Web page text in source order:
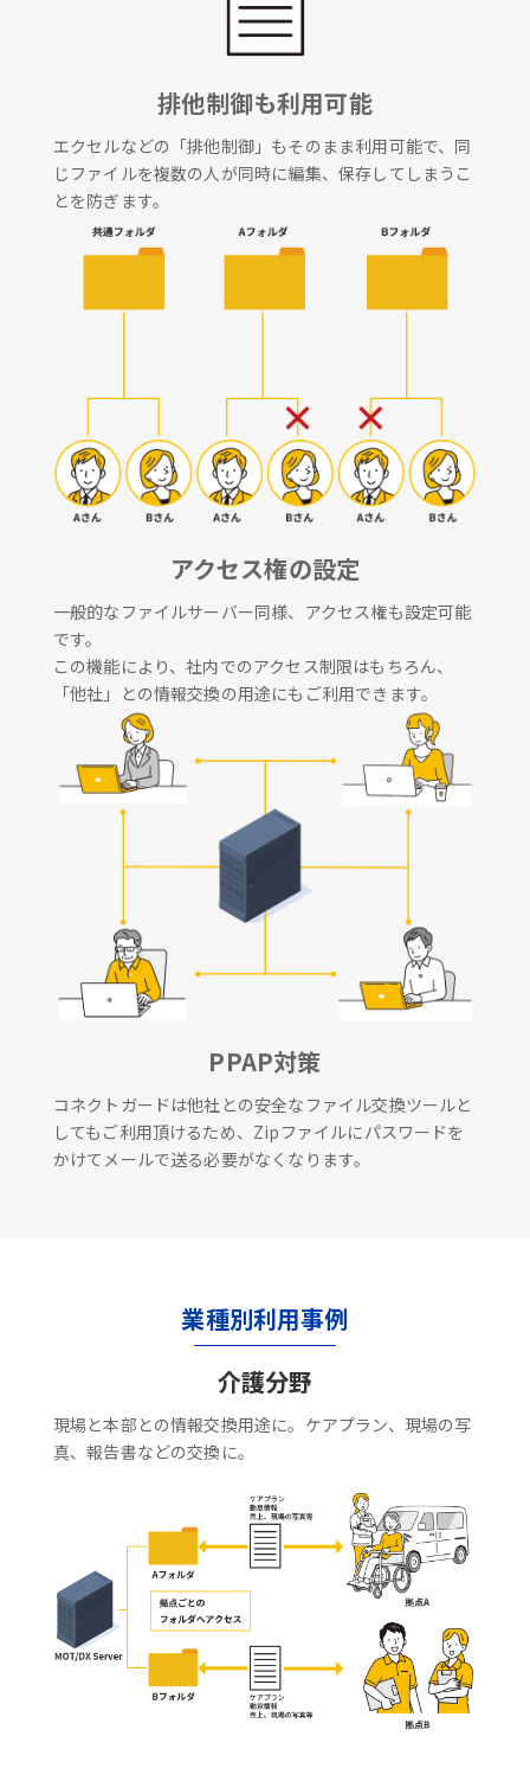
排他制御も利用可能
エクセルなどの「排他制御」もそのまま利用可能で、同
じファイルを複数の人が同時に編集、保存してしまうこ
とを防ぎます。
アクセス権の設定
一般的なファイルサーバー同様、アクセス権も設定可能
です。
この機能により、社内でのアクセス制限はもちろん、
「他社」との情報交換の用途にもご利用できます。
PPAP対策
コネクトガードは他社との安全なファイル交換ツールと
してもご利用頂けるため、Zipファイルにパスワードを
かけてメールで送る必要がなくなります。
業種別利用事例
介護分野
現場と本部との情報交換用途に。ケアプラン、現場の写
真、報告書などの交換に。